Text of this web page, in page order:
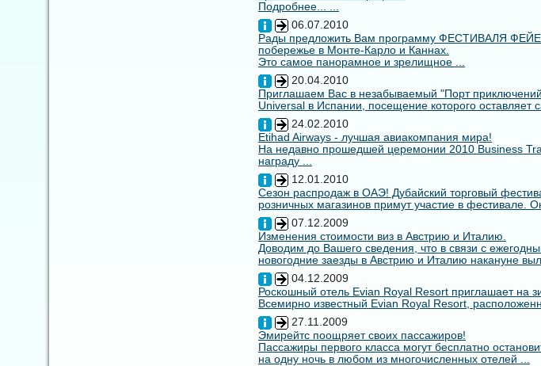
Подробнее... ...
06.07.2010
Рады предложить Вам программу ФЕСТИВАЛЯ
побережье в Монте-Карло и Каннах.
Это самое панорамное и зрелищное ...
20.04.2010
Приглашаем Вас в незабываемый "Порт
Universal в Испании, посещение которого оставляет
24.02.2010
Etihad Airways - лучшая авиакомпания мира!
На недавно прошедшей церемонии 2010 Business
награду ...
12.01.2010
Сезон распродаж в ОАЭ! Дубайский торговый
розничных магазинов примут участие в фестивале.
07.12.2009
Изменения стоимости виз в Австрию и Италию.
Доводим до Вашего сведения, что в связи с
новогодние заезды в Австрию и Италию накануне
04.12.2009
Роскошный отель Evian Royal Resort приглашает на
Всемирно известный Evian Royal Resort,
27.11.2009
Эмирейтс поощряет своих пассажиров!
Пассажиры первого класса могут бесплатно
на одну ночь в любом из многочисленных отелей ...